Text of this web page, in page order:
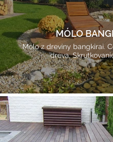
MÓLO
Mólo z dreviny bangkirai.
dreva.